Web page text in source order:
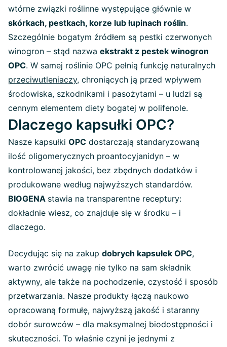
wtórne związki roślinne występujące głównie w
skórkach, pestkach, korze lub łupinach roślin.
Szczególnie bogatym źródłem są pestki czerwonych
winogron – stąd nazwa ekstrakt z pestek winogron
OPC. W samej roślinie OPC pełnią funkcję naturalnych
przeciwutleniaczy, chroniących ją przed wpływem
środowiska, szkodnikami i pasożytami – u ludzi są
cennym elementem diety bogatej w polifenole.
Dlaczego kapsułki OPC?
Nasze kapsułki OPC dostarczają standaryzowaną
ilość oligomerycznych proantocyjanidyn – w
kontrolowanej jakości, bez zbędnych dodatków i
produkowane według najwyższych standardów.
BIOGENA stawia na transparentne receptury:
dokładnie wiesz, co znajduje się w środku – i
dlaczego.
Decydując się na zakup dobrych kapsułek OPC,
warto zwrócić uwagę nie tylko na sam składnik
aktywny, ale także na pochodzenie, czystość i sposób
przetwarzania. Nasze produkty łączą naukowo
opracowaną formułę, najwyższą jakość i staranny
dobór surowców – dla maksymalnej biodostępności i
skuteczności. To właśnie czyni je jednymi z